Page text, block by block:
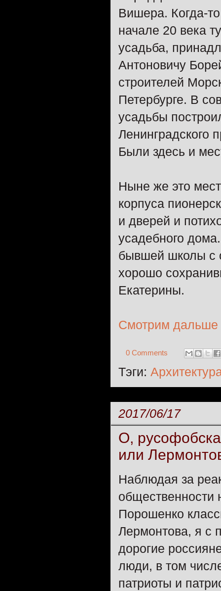
Вишера. Когда-
начале 20 века
усадьба,
Антоновичу
строителей
Петербурге. В
усадьбы
Ленинградского
Были здесь и
Ныне же это
корпуса
и дверей и
усадебного
бывшей школы с
хорошо
Екатерины.
Смотрим
0 Comments
Тэги:
2017/06/17
О,
или
Наблюдая за
общественности
Порошенко
Лермонтова, я с
дорогие
люди, в том
патриоты и